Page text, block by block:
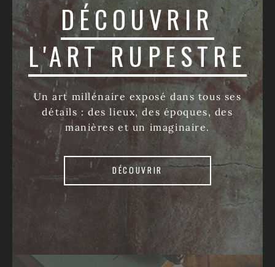
DÉCOUVRIR
L'ART RUPESTRE
Un art millénaire exposé dans tous ses
détails : des lieux, des époques, des
manières et un imaginaire.
DÉCOUVRIR